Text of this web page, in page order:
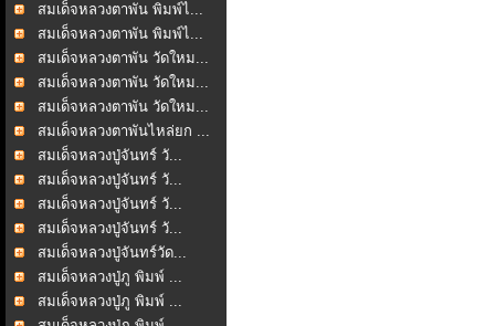
สมเด็จหลวงตาพัน พิมพ์ไ...
สมเด็จหลวงตาพัน พิมพ์ไ...
สมเด็จหลวงตาพัน วัดใหม...
สมเด็จหลวงตาพัน วัดใหม...
สมเด็จหลวงตาพัน วัดใหม...
สมเด็จหลวงตาพันไหล่ยก ...
สมเด็จหลวงปู่จันทร์ วั...
สมเด็จหลวงปู่จันทร์ วั...
สมเด็จหลวงปู่จันทร์ วั...
สมเด็จหลวงปู่จันทร์ วั...
สมเด็จหลวงปู่จันทร์วัด...
สมเด็จหลวงปู่ภู พิมพ์ ...
สมเด็จหลวงปู่ภู พิมพ์ ...